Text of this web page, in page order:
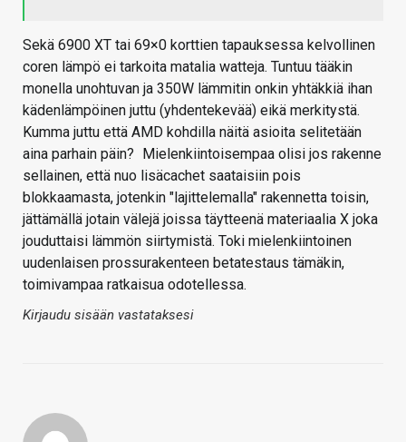
Sekä 6900 XT tai 69×0 korttien tapauksessa kelvollinen
coren lämpö ei tarkoita matalia watteja. Tuntuu tääkin
monella unohtuvan ja 350W lämmitin onkin yhtäkkiä ihan
kädenlämpöinen juttu (yhdentekevää) eikä merkitystä.
Kumma juttu että AMD kohdilla näitä asioita selitetään
aina parhain päin? Mielenkiintoisempaa olisi jos rakenne
sellainen, että nuo lisäcachet saataisiin pois
blokkaamasta, jotenkin "lajittelemalla" rakennetta toisin,
jättämällä jotain välejä joissa täytteenä materiaalia X joka
jouduttaisi lämmön siirtymistä. Toki mielenkiintoinen
uudenlaisen prossurakenteen betatestaus tämäkin,
toimivampaa ratkaisua odotellessa.
Kirjaudu sisään vastataksesi